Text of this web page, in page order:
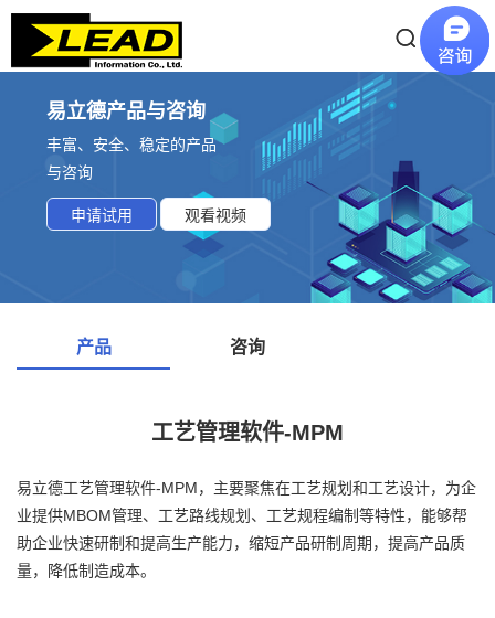
易立德产品与咨询
丰富、安全、稳定的产品
与咨询
申请试用 观看视频
产品 咨询
工艺管理软件-MPM
易立德工艺管理软件-MPM，主要聚焦在工艺规划和工艺设计，为企
业提供MBOM管理、工艺路线规划、工艺规程编制等特性，能够帮
助企业快速研制和提高生产能力，缩短产品研制周期，提高产品质
量，降低制造成本。